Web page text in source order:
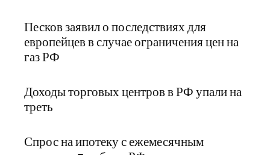
Песков заявил о последствиях для
европейцев в случае ограничения цен на
газ РФ
Доходы торговых центров в РФ упали на
треть
Спрос на ипотеку с ежемесячным